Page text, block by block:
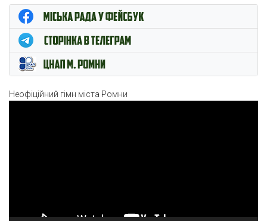
ЦНАП м. Ромни
Неофіційний гімн міста Ромни